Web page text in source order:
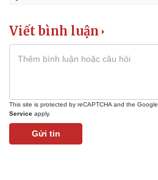
Viết bình luận
This site is protected by reCAPTCHA and the Google
Service apply.
Gửi tin